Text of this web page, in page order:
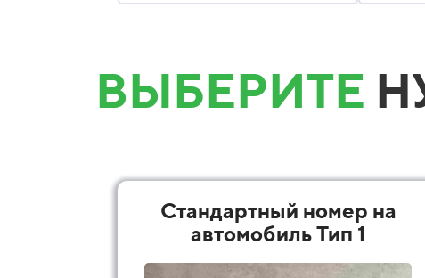
ВЫБЕРИТЕ
Стандартный номер на
автомобиль Тип 1